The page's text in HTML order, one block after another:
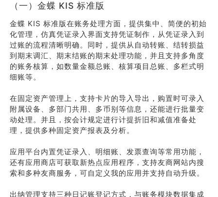
（一）金蝶 KIS 标准版
金蝶 KIS 标准版在账务处理方面，提供集中、简便的初始
化管理，仿真凭证录入界面支持凭证制作，从凭证录入到
过账的流程清晰明确。同时，提供从自动转账、结转损益
到期末调汇、期末结账的期末处理功能，并且支持多角度
的账务核算，如数量金额总账、核算项目总账、多栏式明
细账等。
在固定资产管理上，支持卡片的导入导出，购置时可录入
附属设备、多部门共用、多币别等信息，还能进行批量变
动处理。并且，按会计规定进行计提折旧和减值准备处
理，提供多种固定资产报表及分析。
应用平台内置凭证录入、明细账、发票查询等常用功能，
还有应用商店可获取新热点应用程序，支持友商网站内搜
索和多种友商服务，可自定义我的应用并支持自动升级。
出纳管理支持三种日记账登记方式，与账务模块数据集成